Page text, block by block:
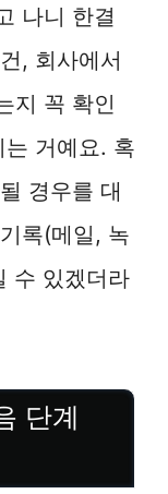
나니 한결
, 회사에서
지 꼭 확인
거예요. 혹
경우를 대
록(메일, 녹
수 있겠더라
단계